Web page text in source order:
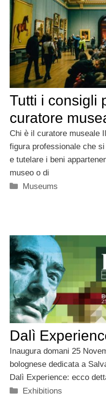
Tutti i consigli
curatore
Chi è il curatore museale
figura professionale che
e tutelare i beni
museo o di
Categorie
Museums
Dalì
Inaugura domani 25
bolognese dedicata a
Dalì Experience: ecco
Categorie
Exhibitions